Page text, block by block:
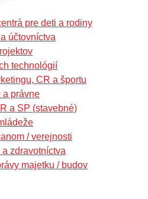
pre deti a rodiny
účtovníctva
technológií
CR a športu
a právne
a SP (stavebné)
/ verejnosti
zdravotníctva
majetku / budov